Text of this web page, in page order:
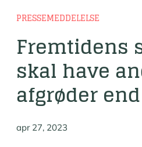
PRESSEMEDDELELSE
Fremtidens
skal have
afgrøder
apr 27, 2023